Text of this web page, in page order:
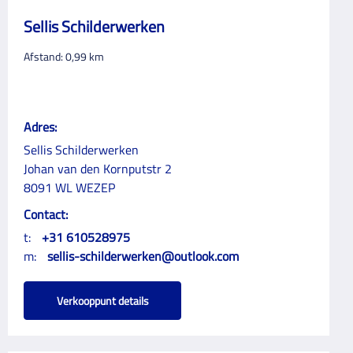
Sellis Schilderwerken
Afstand:0,99km
Adres:
Sellis Schilderwerken
Johan van den Kornputstr 2
8091 WL WEZEP
Contact:
t: +31 610528975
m: sellis-schilderwerken@outlook.com
Verkooppunt details